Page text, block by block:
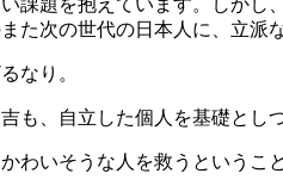
課題を抱えています。しかし
た次の世代の日本人に、立派
なり。
も、自立した個人を基礎とし
わいそうな人を救うというこ